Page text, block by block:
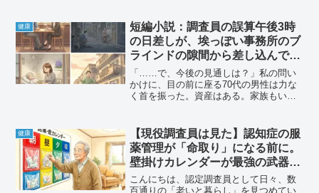
でした。「また遠い国で戦争か……」 そ
う思って画...
健康
短編小説：調査員の誤算午後3時
の日差しが、埃っぽい事務所のブ
ラインドの隙間から差し込んでい
た。
「……で、今後の見通しは？」私の問い
かけに、目の前に座る70代の男性は力な
く首を振った。資産はある。家族もい
私はため息を飲み込みながら、認定調査
の書類に無機質な数字を書き...
健康
【現役調査員は見た】認知症の服
薬管理が「命取り」になる前に。
壁掛けカレンダーが最強の武器に
なる理由
こんにちは、認定調査員として日々、数
百通りの「老いと暮らし」を見つめてい